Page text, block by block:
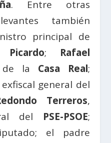
. Entre otras
también
principal de
; Rafael
de la Casa Real;
exfiscal general del
Terreros,
del PSE-PSOE;
el padre